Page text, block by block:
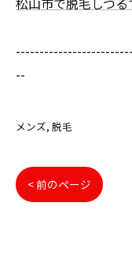
--
メンズ 脱毛
< 前のページ